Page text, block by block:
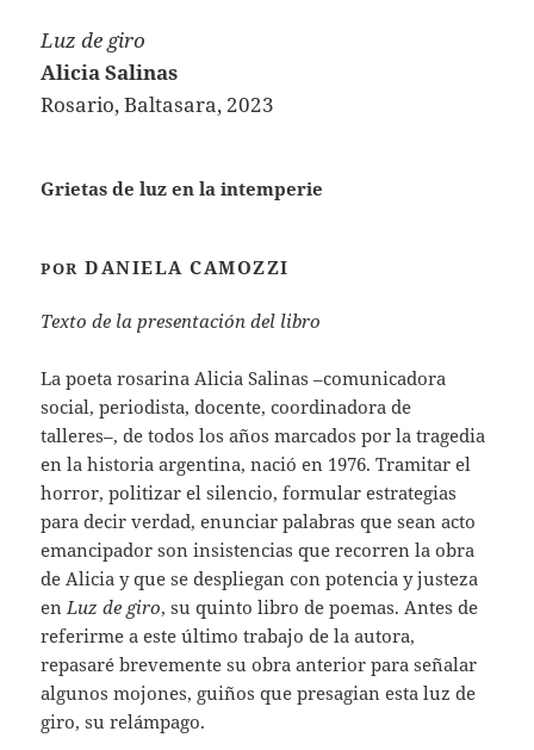
Luz de giro
Alicia Salinas
Rosario, Baltasara, 2023
Grietas de luz en la intemperie
POR DANIELA CAMOZZI
Texto de la presentación del libro
La poeta rosarina Alicia Salinas –comunicadora
social, periodista, docente, coordinadora de
talleres–, de todos los años marcados por la tragedia
en la historia argentina, nació en 1976. Tramitar el
horror, politizar el silencio, formular estrategias
para decir verdad, enunciar palabras que sean acto
emancipador son insistencias que recorren la obra
de Alicia y que se despliegan con potencia y justeza
enLuz de giro, su quinto libro de poemas. Antes de
referirme a este último trabajo de la autora,
repasaré brevemente su obra anterior para señalar
algunos mojones, guiños que presagian esta luz de
giro, su relámpago.